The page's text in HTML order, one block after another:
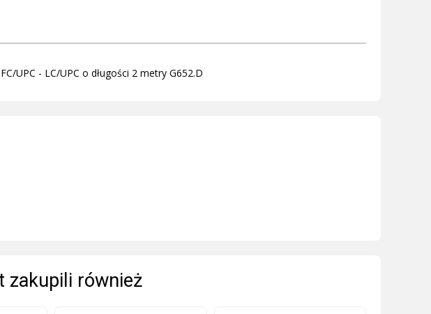
UPC - LC/UPC o długości 2 metry G652.D
zakupili również